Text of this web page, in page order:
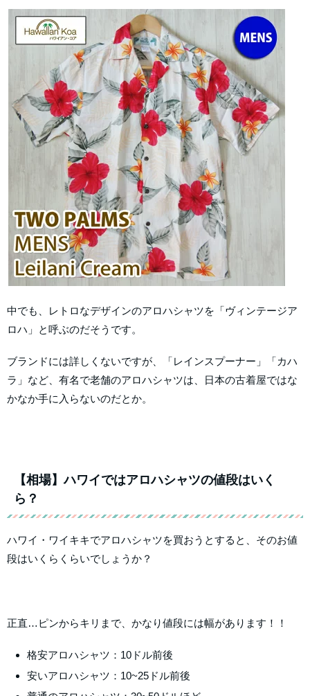
中でも、レトロなデザインのアロハシャツを「ヴィンテージア
ロハ」と呼ぶのだそうです。
ブランドには詳しくないですが、「レインスプーナー」「カハ
ラ」など、有名で老舗のアロハシャツは、日本の古着屋ではな
かなか手に入らないのだとか。
【相場】ハワイではアロハシャツの値段はいく
ら？
ハワイ・ワイキキでアロハシャツを買おうとすると、そのお値
段はいくらくらいでしょうか？
正直…ピンからキリまで、かなり値段には幅があります！！
格安アロハシャツ：10ドル前後
安いアロハシャツ：10~25ドル前後